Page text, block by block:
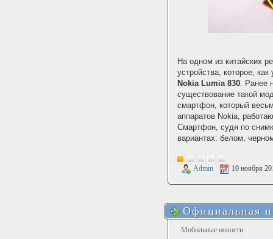
На одном из китайских
устройства, которое,
Nokia Lumia 830. Ранее
существование такой
смартфон, который
аппаратов Nokia,
Смартфон, судя по
вариантах: белом,
Admin 10 ноября
Официальная
Мобильные новости